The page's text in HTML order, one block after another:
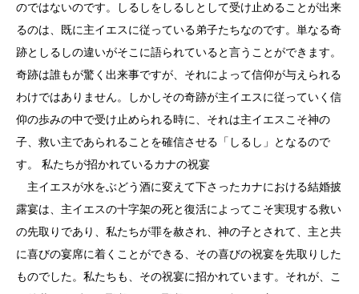
のではないのです。しるしをしるしとして受け止めることが出来
るのは、既に主イエスに従っている弟子たちなのです。単なる奇
跡としるしの違いがそこに語られていると言うことができます。
奇跡は誰もが驚く出来事ですが、それによって信仰が与えられる
わけではありません。しかしその奇跡が主イエスに従っていく信
仰の歩みの中で受け止められる時に、それは主イエスこそ神の
子、救い主であられることを確信させる「しるし」となるので
す。 私たちが招かれているカナの祝宴
主イエスが水をぶどう酒に変えて下さったカナにおける結婚披
露宴は、主イエスの十字架の死と復活によってこそ実現する救い
の先取りであり、私たちが罪を赦され、神の子とされて、主と共
に喜びの宴席に着くことができる、その喜びの祝宴を先取りした
ものでした。私たちも、その祝宴に招かれています。それが、こ